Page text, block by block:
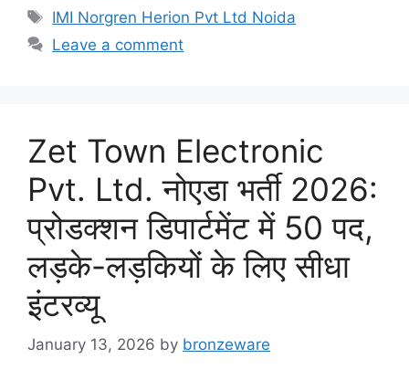
Tags
IMI Norgren Herion Pvt Ltd Noida
Leave a comment
Zet Town Electronic
Pvt. Ltd. नोएडा भर्ती 2026:
प्रोडक्शन डिपार्टमेंट में 50 पद,
लड़के-लड़कियों के लिए सीधा
इंटरव्यू
January 13, 2026 by bronzeware